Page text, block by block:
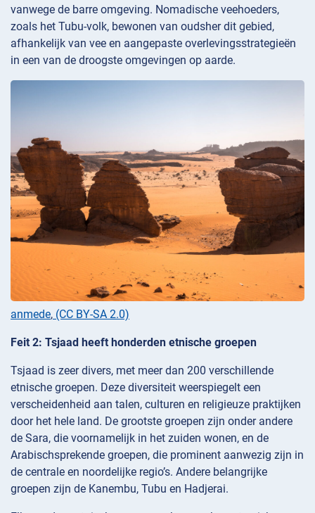
vanwege de barre omgeving. Nomadische veehoeders,
zoals het Tubu-volk, bewonen van oudsher dit gebied,
afhankelijk van vee en aangepaste overlevingsstrategieën
in een van de droogste omgevingen op aarde.
anmede, (CC BY-SA 2.0)
Feit 2: Tsjaad heeft honderden etnische groepen
Tsjaad is zeer divers, met meer dan 200 verschillende
etnische groepen. Deze diversiteit weerspiegelt een
verscheidenheid aan talen, culturen en religieuze praktijken
door het hele land. De grootste groepen zijn onder andere
de Sara, die voornamelijk in het zuiden wonen, en de
Arabischsprekende groepen, die prominent aanwezig zijn in
de centrale en noordelijke regio’s. Andere belangrijke
groepen zijn de Kanembu, Tubu en Hadjerai.